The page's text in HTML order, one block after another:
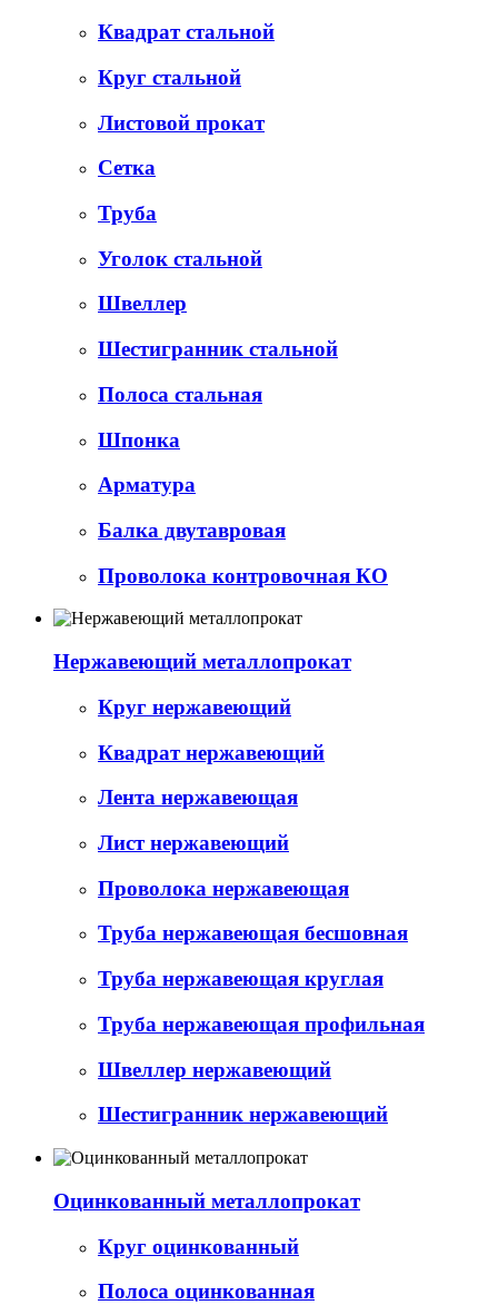
Квадрат стальной
Круг стальной
Листовой прокат
Сетка
Труба
Уголок стальной
Швеллер
Шестигранник стальной
Полоса стальная
Шпонка
Арматура
Балка двутавровая
Проволока контровочная КО
Нержавеющий металлопрокат
Круг нержавеющий
Квадрат нержавеющий
Лента нержавеющая
Лист нержавеющий
Проволока нержавеющая
Труба нержавеющая бесшовная
Труба нержавеющая круглая
Труба нержавеющая профильная
Швеллер нержавеющий
Шестигранник нержавеющий
Оцинкованный металлопрокат
Круг оцинкованный
Полоса оцинкованная